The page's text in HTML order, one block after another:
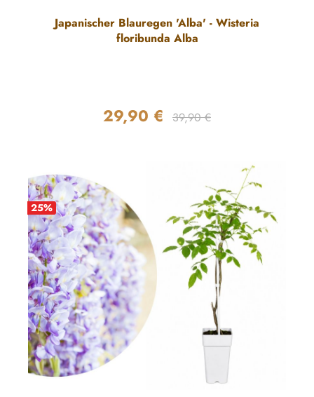
Japanischer Blauregen 'Alba' - Wisteria
floribunda Alba
Verkaufspreis:
29,90 € Regulärer Preis:
39,90 €
25%